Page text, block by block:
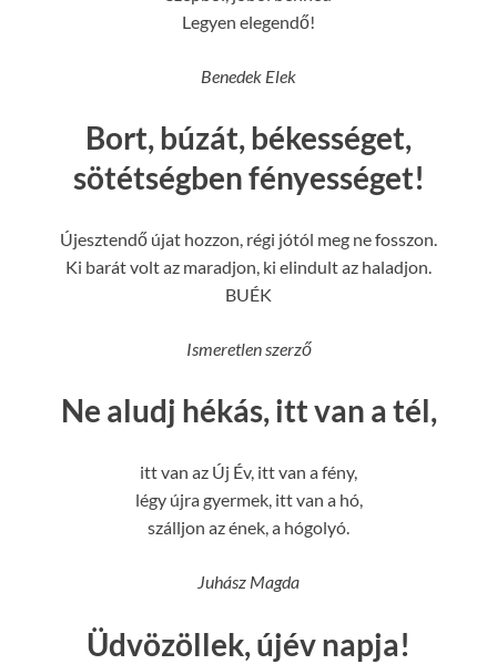
Legyen elegendő!
Benedek Elek
Bort, búzát, békességet,
sötétségben fényességet!
Újesztendő újat hozzon, régi jótól meg ne fosszon.
Ki barát volt az maradjon, ki elindult az haladjon.
BUÉK
Ismeretlen szerző
Ne aludj hékás, itt van a tél,
itt van az Új Év, itt van a fény,
légy újra gyermek, itt van a hó,
szálljon az ének, a hógolyó.
Juhász Magda
Üdvözöllek, újév napja!